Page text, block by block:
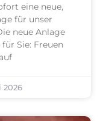
eine neue,
für unser
neue Anlage
Sie: Freuen
2026